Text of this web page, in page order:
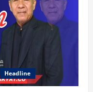
Headline